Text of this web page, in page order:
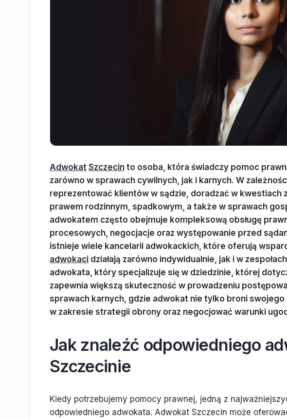
Adwokat Szczecin to osoba, która świadczy pomoc
zarówno w sprawach cywilnych, jak i karnych. W
reprezentować klientów w sądzie, doradzać w kwestiach
prawem rodzinnym, spadkowym, a także w sprawach
adwokatem często obejmuje kompleksową obsługę
procesowych, negocjacje oraz występowanie przed
istnieje wiele kancelarii adwokackich, które oferują
adwokaci działają zarówno indywidualnie, jak i w
adwokata, który specjalizuje się w dziedzinie, której
zapewnia większą skuteczność w prowadzeniu
sprawach karnych, gdzie adwokat nie tylko broni
w zakresie strategii obrony oraz negocjować warunki
Jak znaleźć odpowiedniego
Szczecinie
Kiedy potrzebujemy pomocy prawnej, jedną z
odpowiedniego adwokata. Adwokat Szczecin może